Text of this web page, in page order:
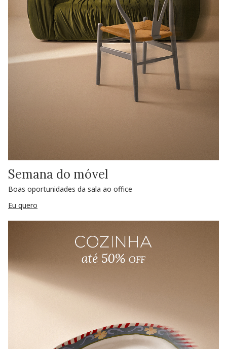
Semana do móvel
Boas oportunidades da sala ao office
Eu quero